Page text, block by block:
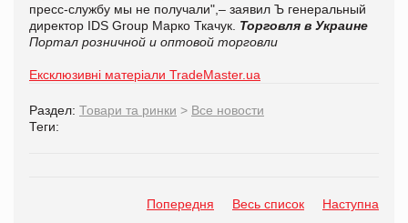
пресс-службу мы не получали",– заявил Ъ генеральный
директор IDS Group Марко Ткачук. Торговля в Украине
Портал розничной и оптовой торговли
Ексклюзивні матеріали TradeMaster.ua
Раздел: Товари та ринки > Все новости
Теги:
Попередня Весь список Наступна